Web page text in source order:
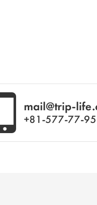
mail@trip-
+81-577-77-